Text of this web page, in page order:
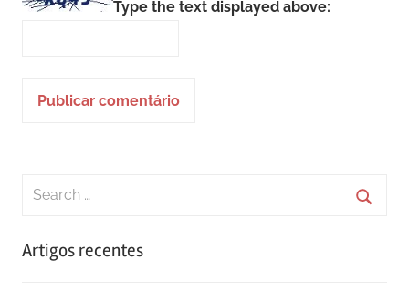
Type the text displayed above:
Search
Artigos recentes